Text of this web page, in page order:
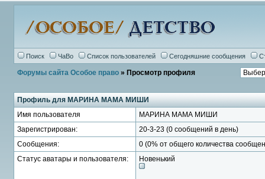
Поиск ЧаВо Список пользователей Сегодняшние сообщения
Форумы сайта Особое право» Просмотр профиля
Профиль для МАРИНА МАМА МИШИ
Имя пользователя
МАРИНА МАМА МИШИ
Зарегистрирован:
20-3-23 (0 сообщений в день)
Сообщения:
0 (0% от общего количества
Статус аватары и пользователя:
Новенький